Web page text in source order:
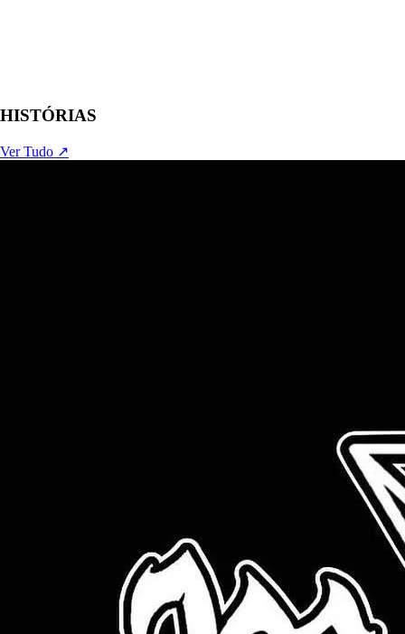
HISTÓRIAS
Ver Tudo ↗